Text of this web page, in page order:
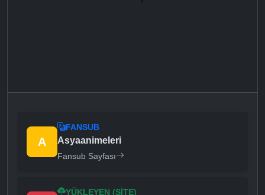
A
FANSUB
Asyaanimeleri
Fansub Sayfası
YÜKLEYEN (SITE)